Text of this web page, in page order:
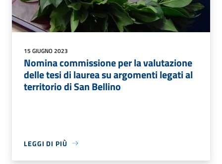
15 GIUGNO 2023
Nomina commissione per la valutazione
delle tesi di laurea su argomenti legati al
territorio di San Bellino
LEGGI DI PIÙ